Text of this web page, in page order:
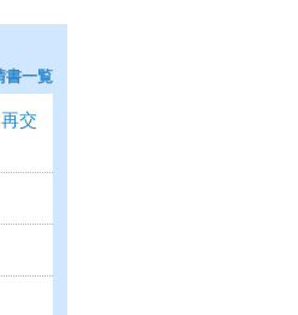
書一覧
交